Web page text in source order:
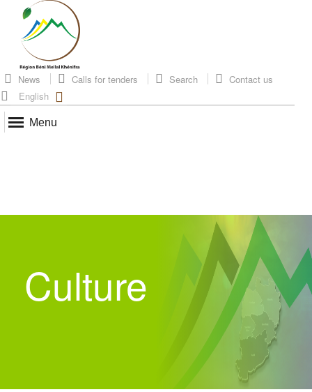
News Calls for tenders Search
Contact us
English
Menu
Culture